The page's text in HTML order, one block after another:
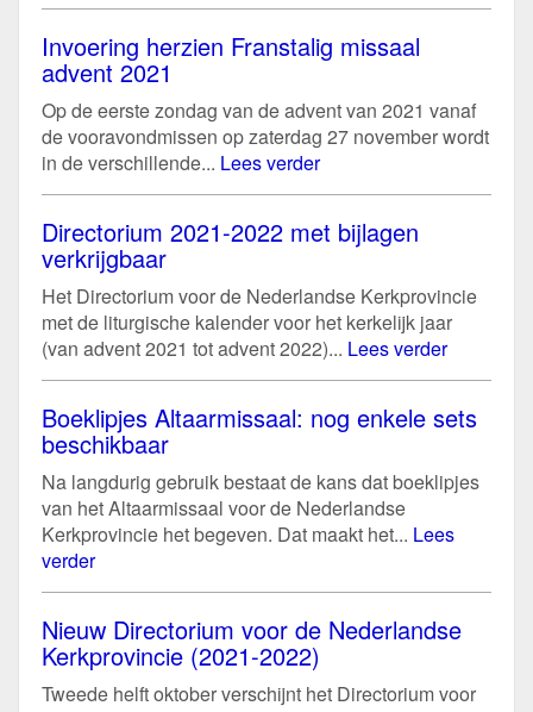
Invoering herzien Franstalig missaal
advent 2021
Op de eerste zondag van de advent van 2021 vanaf
de vooravondmissen op zaterdag 27 november wordt
in de verschillende... Lees verder
Directorium 2021-2022 met bijlagen
verkrijgbaar
Het Directorium voor de Nederlandse Kerkprovincie
met de liturgische kalender voor het kerkelijk jaar
(van advent 2021 tot advent 2022)... Lees verder
Boeklipjes Altaarmissaal: nog enkele sets
beschikbaar
Na langdurig gebruik bestaat de kans dat boeklipjes
van het Altaarmissaal voor de Nederlandse
Kerkprovincie het begeven. Dat maakt het... Lees
verder
Nieuw Directorium voor de Nederlandse
Kerkprovincie (2021-2022)
Tweede helft oktober verschijnt het Directorium voor